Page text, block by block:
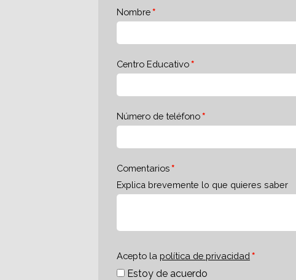
Nombre
Centro Educativo
Número de teléfono
Comentarios
Explica brevemente lo que quieres saber
Acepto la política de privacidad
Estoy de acuerdo